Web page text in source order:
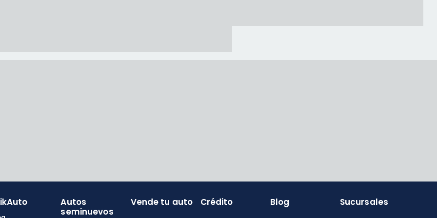
Autos
seminuevos
Vende tu auto Crédito Blog Sucursales